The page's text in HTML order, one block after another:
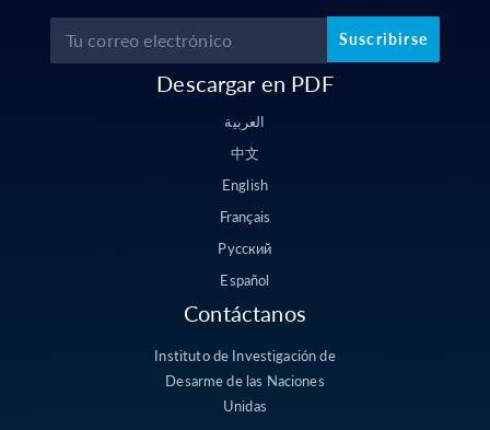
Suscribirse
Descargar en PDF
العربية
中文
English
Français
Русский
Español
Contáctanos
Instituto de Investigación de
Desarme de las Naciones
Unidas